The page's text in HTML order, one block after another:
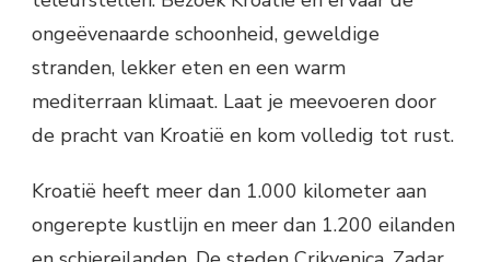
ongeëvenaarde schoonheid, geweldige
stranden, lekker eten en een warm
mediterraan klimaat. Laat je meevoeren door
de pracht van Kroatië en kom volledig tot rust.
Kroatië heeft meer dan 1.000 kilometer aan
ongerepte kustlijn en meer dan 1.200 eilanden